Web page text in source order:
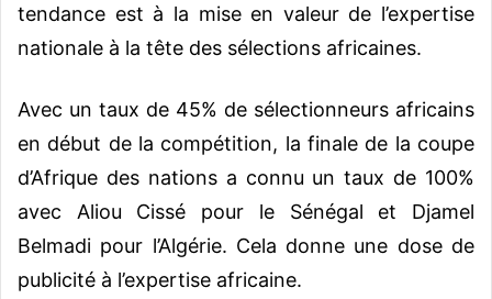
tendance est à la mise en valeur de l’expertise
nationale à la tête des sélections africaines.
Avec un taux de 45% de sélectionneurs africains
en début de la compétition, la finale de la coupe
d’Afrique des nations a connu un taux de 100%
avec Aliou Cissé pour le Sénégal et Djamel
Belmadi pour l’Algérie. Cela donne une dose de
publicité à l’expertise africaine.